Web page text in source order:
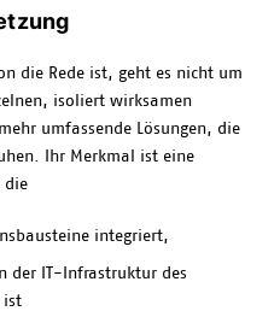
die Rede ist, geht es nicht um
isoliert wirksamen
umfassende Lösungen, die
Ihr Merkmal ist eine
die
integriert,
der IT-Infrastruktur des
ist